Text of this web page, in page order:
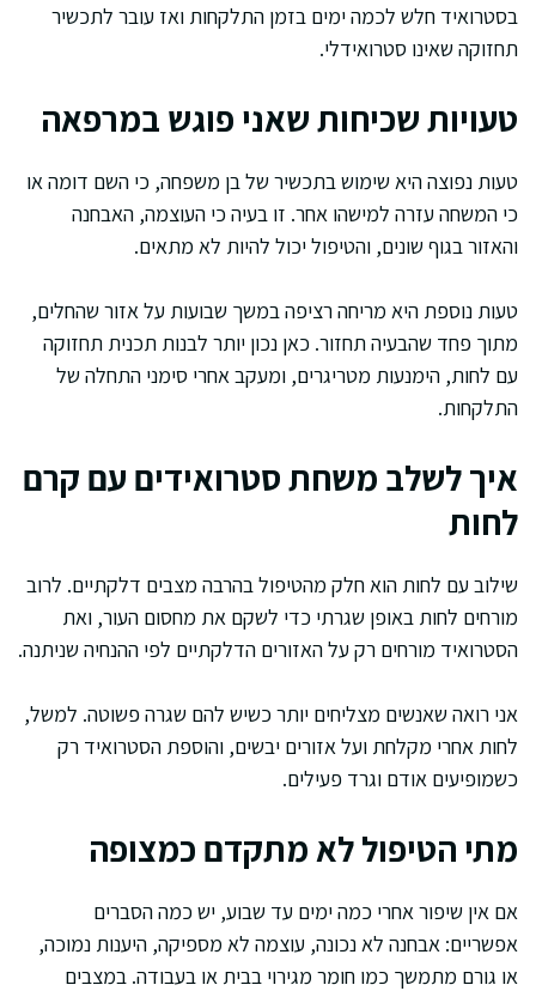
בסטרואיד חלש לכמה ימים בזמן התלקחות ואז עובר לתכשיר
תחזוקה שאינו סטרואידלי.
טעויות שכיחות שאני פוגש במרפאה
טעות נפוצה היא שימוש בתכשיר של בן משפחה, כי השם דומה או
כי המשחה עזרה למישהו אחר. זו בעיה כי העוצמה, האבחנה
והאזור בגוף שונים, והטיפול יכול להיות לא מתאים.
טעות נוספת היא מריחה רציפה במשך שבועות על אזור שהחלים,
מתוך פחד שהבעיה תחזור. כאן נכון יותר לבנות תכנית תחזוקה
עם לחות, הימנעות מטריגרים, ומעקב אחרי סימני התחלה של
התלקחות.
איך לשלב משחת סטרואידים עם קרם
לחות
שילוב עם לחות הוא חלק מהטיפול בהרבה מצבים דלקתיים. לרוב
מורחים לחות באופן שגרתי כדי לשקם את מחסום העור, ואת
הסטרואיד מורחים רק על האזורים הדלקתיים לפי ההנחיה שניתנה.
אני רואה שאנשים מצליחים יותר כשיש להם שגרה פשוטה. למשל,
לחות אחרי מקלחת ועל אזורים יבשים, והוספת הסטרואיד רק
כשמופיעים אודם וגרד פעילים.
מתי הטיפול לא מתקדם כמצופה
אם אין שיפור אחרי כמה ימים עד שבוע, יש כמה הסברים
אפשריים: אבחנה לא נכונה, עוצמה לא מספיקה, היענות נמוכה,
או גורם מתמשך כמו חומר מגירוי בבית או בעבודה. במצבים